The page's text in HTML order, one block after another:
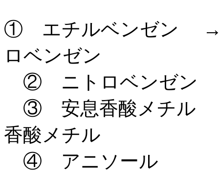
① エチルベンゼン →
ロベンゼン
② ニトロベンゼン
③ 安息香酸メチル
香酸メチル
④ アニソール →